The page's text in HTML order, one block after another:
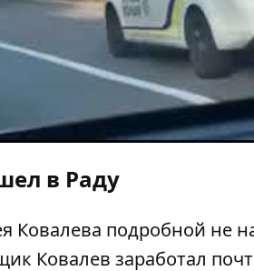
в Раду
Ковалева подробной не
Ковалев заработал